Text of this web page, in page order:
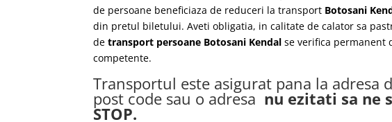
de persoane beneficiaza de reduceri la transport Botosani
din pretul biletului. Aveti obligatia, in calitate de calator sa
detransport persoane Botosani Kendalse verifica permanent
competente.
Transportul este asigurat pana la adresa
post code sau o adresa nu ezitati sa ne
STOP.